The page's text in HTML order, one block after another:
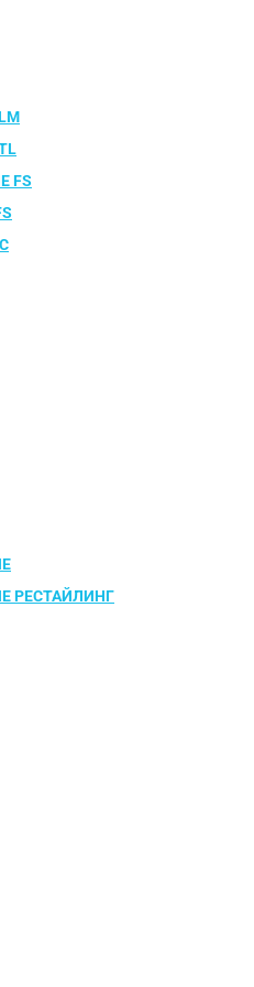
FS
РЕСТАЙЛИНГ